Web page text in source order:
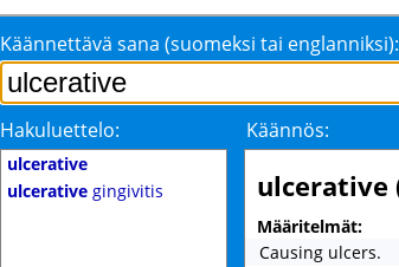
Käännettävä sana (suomeksi tai englanniksi):
Hakuluettelo: Käännös:
ulcerative
ulcerative gingivitis ulcerative
Määritelmät:
Causing ulcers.